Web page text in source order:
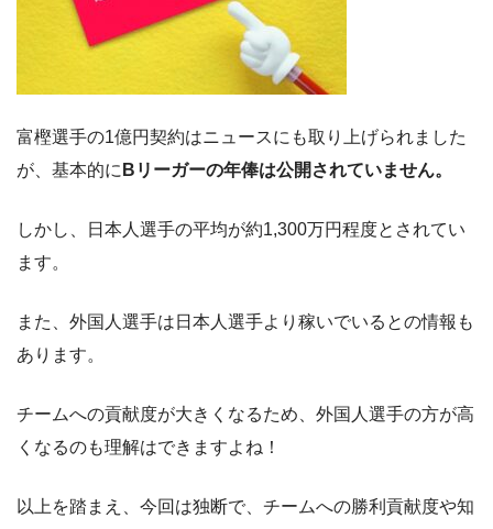
富樫選手の1億円契約はニュースにも取り上げられました
が、基本的に Bリーガーの年俸は公開されていません。
しかし、日本人選手の平均が約1,300万円程度とされてい
ます。
また、外国人選手は日本人選手より稼いでいるとの情報も
あります。
チームへの貢献度が大きくなるため、外国人選手の方が高
くなるのも理解はできますよね！
以上を踏まえ、今回は独断で、チームへの勝利貢献度や知